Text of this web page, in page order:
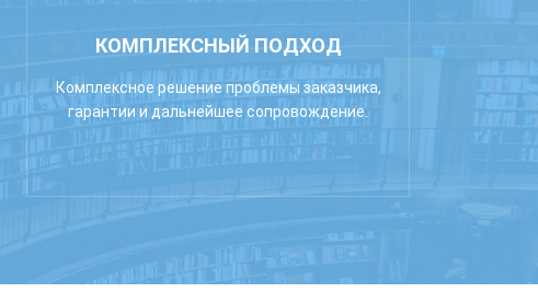
КОМПЛЕКСНЫЙ ПОДХОД
Комплексное решение проблемы заказчика,
гарантии и дальнейшее сопровождение.